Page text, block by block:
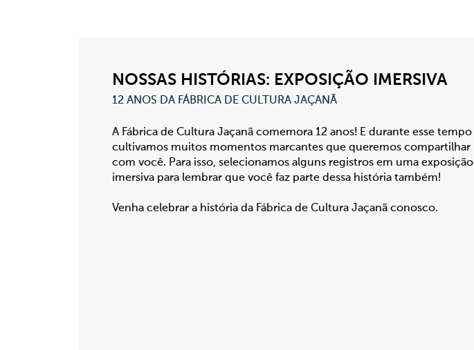
NOSSAS HISTÓRIAS: EXPOSIÇÃO IMERSIVA
12 ANOS DA FÁBRICA DE CULTURA JAÇANÃ
A Fábrica de Cultura Jaçanã comemora 12 anos! E durante esse tempo
cultivamos muitos momentos marcantes que queremos compartilhar
com você. Para isso, selecionamos alguns registros em uma exposição
imersiva para lembrar que você faz parte dessa história também!
Venha celebrar a história da Fábrica de Cultura Jaçanã conosco.